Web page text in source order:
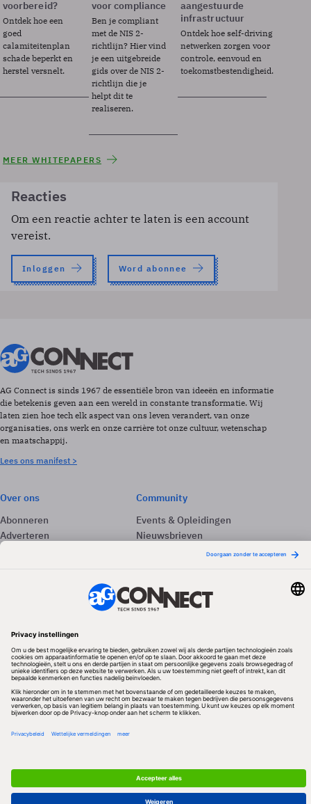
voorbereid?
Ontdek hoe een
goed
calamiteitenplan
schade beperkt en
herstel versnelt.
voor compliance
Ben je compliant
met de NIS 2-
richtlijn? Hier vind
je een uitgebreide
gids over de NIS 2-
richtlijn die je
helpt dit te
realiseren.
aangestuurde
infrastructuur
Ontdek hoe self-driving
netwerken zorgen voor
controle, eenvoud en
toekomstbestendigheid.
MEER WHITEPAPERS
Reacties
Om een reactie achter te laten is een account
vereist.
Inloggen Word abonnee
AG Connect is sinds 1967 de essentiële bron van ideeën en informatie
die betekenis geven aan een wereld in constante transformatie. Wij
laten zien hoe tech elk aspect van ons leven verandert, van onze
organisaties, ons werk en onze carrière tot onze cultuur, wetenschap
en maatschappij.
Lees ons manifest >
Over ons
Abonneren
Adverteren
Community
Events & Opleidingen
Nieuwsbrieven
Redactionele partner
Privacy & Cookies